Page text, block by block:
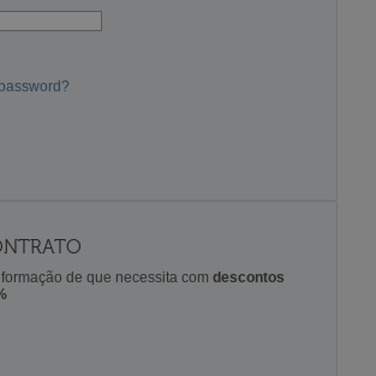
de que necessita com descontos